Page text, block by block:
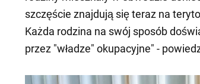
szczęście znajdują się teraz na
Każda rodzina na swój sposób
przez "władze" okupacyjne" -